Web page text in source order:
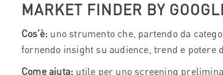
MARKET FINDER BY
Cos’è: uno strumento che, partendo da
fornendo insight su audience, trend e potere
Come aiuta: utile per uno screening